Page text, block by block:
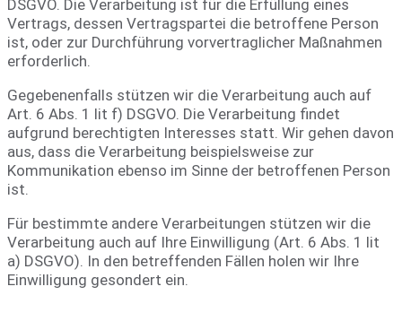
DSGVO. Die Verarbeitung ist für die Erfüllung eines
Vertrags, dessen Vertragspartei die betroffene Person
ist, oder zur Durchführung vorvertraglicher Maßnahmen
erforderlich.
Gegebenenfalls stützen wir die Verarbeitung auch auf
Art. 6 Abs. 1 lit f) DSGVO. Die Verarbeitung findet
aufgrund berechtigten Interesses statt. Wir gehen davon
aus, dass die Verarbeitung beispielsweise zur
Kommunikation ebenso im Sinne der betroffenen Person
ist.
Für bestimmte andere Verarbeitungen stützen wir die
Verarbeitung auch auf Ihre Einwilligung (Art. 6 Abs. 1 lit
a) DSGVO). In den betreffenden Fällen holen wir Ihre
Einwilligung gesondert ein.